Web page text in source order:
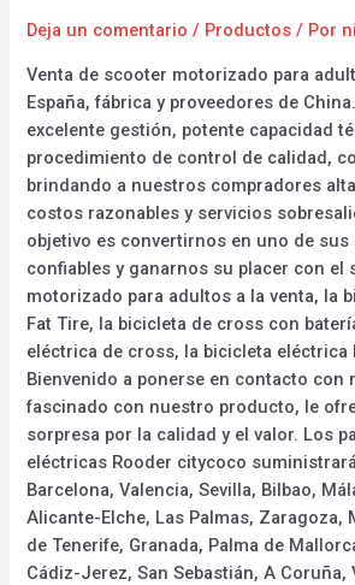
Deja un comentario / Productos / Por
Venta de scooter motorizado para
España, fábrica y proveedores de
excelente gestión, potente capacidad
procedimiento de control de calidad,
brindando a nuestros compradores
costos razonables y servicios
objetivo es convertirnos en uno de sus
confiables y ganarnos su placer con el
motorizado para adultos a la venta, la
Fat Tire, la bicicleta de cross con
eléctrica de cross, la bicicleta eléctrica
Bienvenido a ponerse en contacto con
fascinado con nuestro producto, le
sorpresa por la calidad y el valor. Los
eléctricas Rooder citycoco
Barcelona, Valencia, Sevilla, Bilbao,
Alicante-Elche, Las Palmas, Zaragoza,
de Tenerife, Granada, Palma de
Cádiz-Jerez, San Sebastián, A